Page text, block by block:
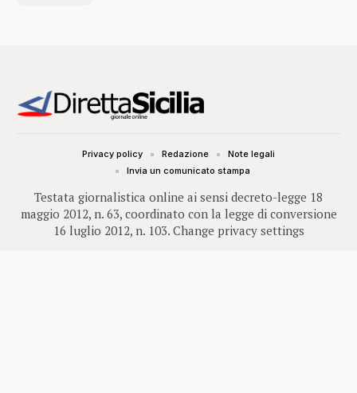
Testata giornalistica online ai sensi decreto-legge 18
maggio 2012, n. 63, coordinato con la legge di conversione
16 luglio 2012, n. 103. Change privacy settings
Privacy policy Redazione
Note legali
Invia un comunicato stampa